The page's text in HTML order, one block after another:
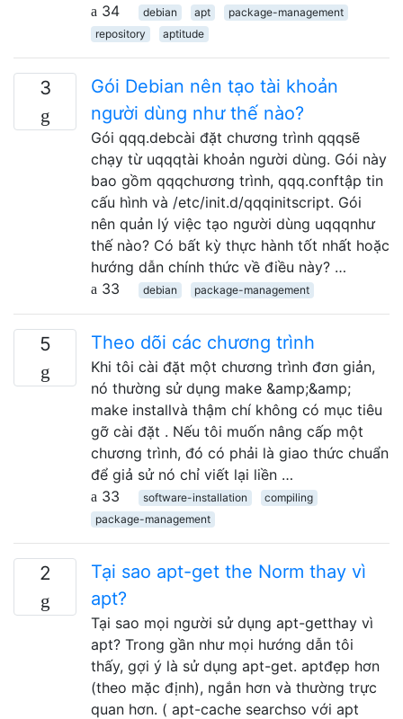
34
debian apt
package-management
repository
aptitude
3
Gói Debian nên tạo tài khoản
người dùng như thế nào?
Gói qqq.debcài đặt chương trình qqqsẽ
chạy từ uqqqtài khoản người dùng. Gói này
bao gồm qqqchương trình, qqq.conftập tin
cấu hình và /etc/init.d/qqqinitscript. Gói
nên quản lý việc tạo người dùng uqqqnhư
thế nào? Có bất kỳ thực hành tốt nhất hoặc
hướng dẫn chính thức về điều này? …
33
debian package-management
5 Theo dõi các chương trình
Khi tôi cài đặt một chương trình đơn giản,
nó thường sử dụng make &amp;&amp;
make installvà thậm chí không có mục tiêu
gỡ cài đặt . Nếu tôi muốn nâng cấp một
chương trình, đó có phải là giao thức chuẩn
để giả sử nó chỉ viết lại liền …
33
software-installation
compiling
package-management
2
Tại sao apt-get the Norm thay vì
apt?
Tại sao mọi người sử dụng apt-getthay vì
apt? Trong gần như mọi hướng dẫn tôi
thấy, gợi ý là sử dụng apt-get. aptđẹp hơn
(theo mặc định), ngắn hơn và thường trực
quan hơn. ( apt-cache searchso với apt